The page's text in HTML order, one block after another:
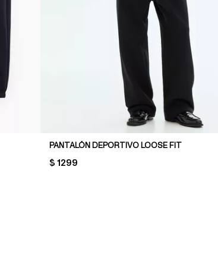
PANTALÓN DEPORTIVO LOOSE FIT
PRICE:
$ 1299